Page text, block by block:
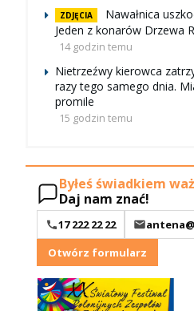
ZDJĘCIA
Nawałnica
Jeden z konarów Drzewa
14 godzin temu
Nietrzeźwy kierowca
razy tego samego dnia.
promile
15 godzin temu
Byłeś świadkiem
Daj nam znać!
17 222 22 22
Otwórz formularz